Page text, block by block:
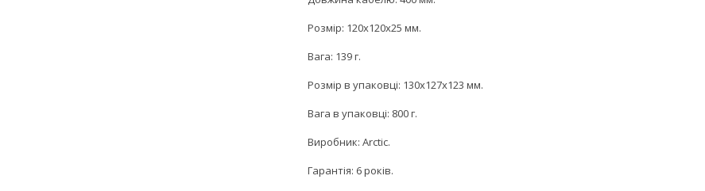
Розмір: 120x120x25 мм.
Вага: 139 г.
Розмір в упаковці: 130x127x123 мм.
Вага в упаковці: 800 г.
Виробник: Arctic.
Гарантія: 6 років.